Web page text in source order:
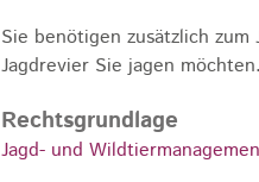
Sie benötigen zusätzlich
Jagdrevier Sie jagen möchten.
Rechtsgrundlage
Jagd- und